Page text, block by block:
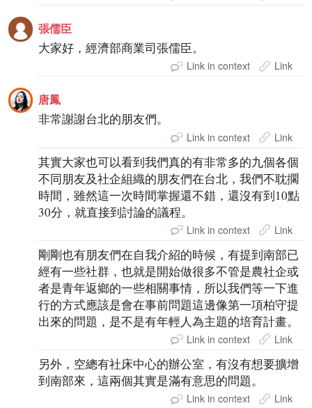
張儒臣
大家好，經濟部商業司張儒臣。
Link in context Link
唐鳳
非常謝謝台北的朋友們。
Link in context Link
其實大家也可以看到我們真的有非常多的九個各個
不同朋友及社企組織的朋友們在台北，我們不耽擱
時間，雖然這一次時間掌握還不錯，還沒有到10點
30分，就直接到討論的議程。
Link in context Link
剛剛也有朋友們在自我介紹的時候，有提到南部已
經有一些社群，也就是開始做很多不管是農社企或
者是青年返鄉的一些相關事情，所以我們等一下進
行的方式應該是會在事前問題這邊像第一項柏守提
出來的問題，是不是有年輕人為主題的培育計畫。
Link in context Link
另外，空總有社床中心的辦公室，有沒有想要擴增
到南部來，這兩個其實是滿有意思的問題。
Link in context Link